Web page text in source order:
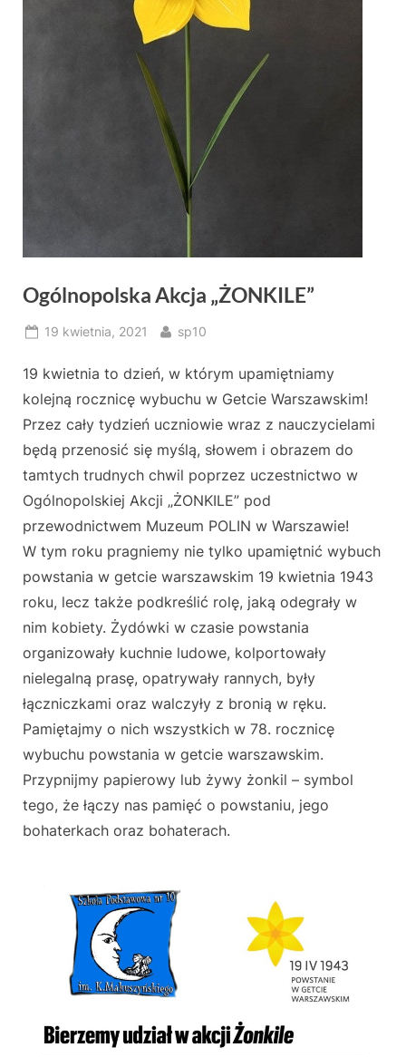
Ogólnopolska Akcja „ŻONKILE”
Posted
19 kwietnia, 2021 By
sp10
19 kwietnia to dzień, w którym upamiętniamy
kolejną rocznicę wybuchu w Getcie Warszawskim!
Przez cały tydzień uczniowie wraz z nauczycielami
będą przenosić się myślą, słowem i obrazem do
tamtych trudnych chwil poprzez uczestnictwo w
Ogólnopolskiej Akcji „ŻONKILE” pod
przewodnictwem Muzeum POLIN w Warszawie!
W tym roku pragniemy nie tylko upamiętnić wybuch
powstania w getcie warszawskim 19 kwietnia 1943
roku, lecz także podkreślić rolę, jaką odegrały w
nim kobiety. Żydówki w czasie powstania
organizowały kuchnie ludowe, kolportowały
nielegalną prasę, opatrywały rannych, były
łączniczkami oraz walczyły z bronią w ręku.
Pamiętajmy o nich wszystkich w 78. rocznicę
wybuchu powstania w getcie warszawskim.
Przypnijmy papierowy lub żywy żonkil – symbol
tego, że łączy nas pamięć o powstaniu, jego
bohaterkach oraz bohaterach.